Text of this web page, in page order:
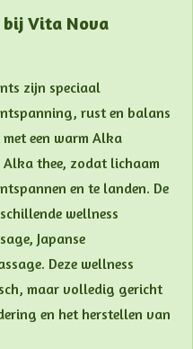
bij Vita Nova
zijn speciaal
rust en balans
een warm Alka
thee, zodat lichaam
en te landen. De
wellness
Japanse
Deze wellness
maar volledig gericht
en het herstellen van